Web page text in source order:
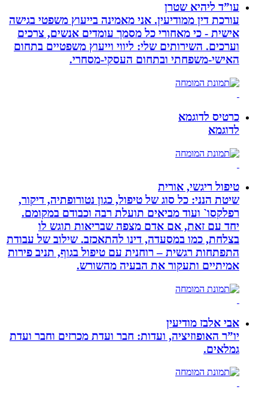
עו”ד ליהיא שטרן
עורכת דין ממודיעין. אני מאמינה בייעוץ משפטי בגישה
אישית - כי מאחורי כל מסמך עומדים אנשים, צרכים
וערכים. השירותים שלי: ליווי וייעוץ משפטיים בתחום
האישי-משפחתי ובתחום העסקי-מסחרי.
כרטיס לדוגמא
לדוגמא
טיפול ריגשי, אורית
שיטת הנני: כל סוג של טיפול, כגון נטורופתיה, דיקור,
רפלקסו` ועוד מביאים תועלת רבה וכבודם במקומם.
יחד עם זאת, אם אדם מצפה שבריאות תוגש לו
בצלחת, כמו במסעדה, דינו להתאכזב. שילוב של עבודת
התפתחות רגשית – רוחנית עם טיפול בגוף, תניב פירות
אמיתיים ותעקור את הבעיה מהשורש.
אבי אלבז מודיעין
יו”ר האופוזיציה, ועדות: חבר ועדת מכרזים וחבר ועדת
גמלאים.